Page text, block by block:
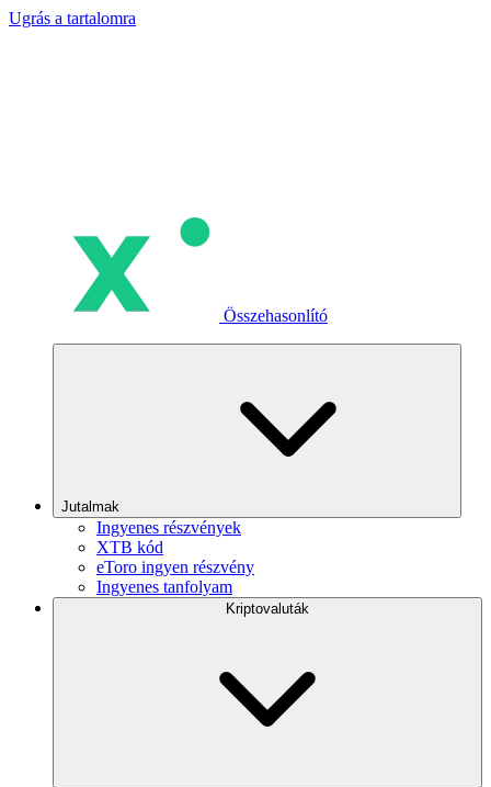
Ugrás a tartalomra
Összehasonlító
Jutalmak
Ingyenes részvények
XTB kód
eToro ingyen részvény
Ingyenes tanfolyam